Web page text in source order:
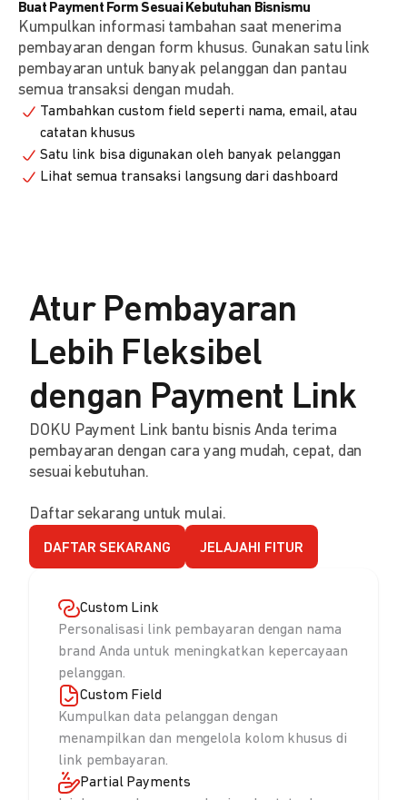
Buat Payment Form Sesuai Kebutuhan Bisnismu
Kumpulkan informasi tambahan saat menerima
pembayaran dengan form khusus. Gunakan satu link
pembayaran untuk banyak pelanggan dan pantau
semua transaksi dengan mudah.
Tambahkan custom field seperti nama, email, atau
catatan khusus
Satu link bisa digunakan oleh banyak pelanggan
Lihat semua transaksi langsung dari dashboard
Atur Pembayaran
Lebih Fleksibel
dengan Payment Link
DOKU Payment Link bantu bisnis Anda terima
pembayaran dengan cara yang mudah, cepat, dan
sesuai kebutuhan.
Daftar sekarang untuk mulai.
DAFTAR SEKARANG JELAJAHI FITUR
Custom Link
Personalisasi link pembayaran dengan nama
brand Anda untuk meningkatkan kepercayaan
pelanggan.
Custom Field
Kumpulkan data pelanggan dengan
menampilkan dan mengelola kolom khusus di
link pembayaran.
Partial Payments